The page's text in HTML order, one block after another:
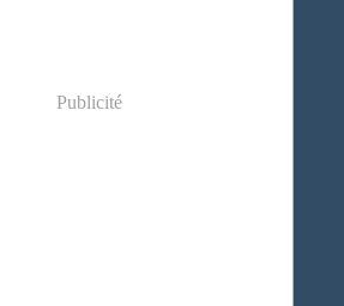
Publicité